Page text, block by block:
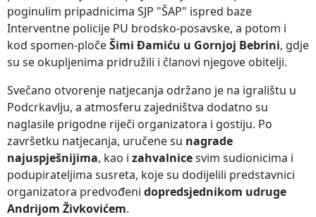
poginulim pripadnicima SJP "ŠAP" ispred baze
Interventne policije PU brodsko-posavske, a potom i
kod spomen-pločeŠimi Đamiću u Gornjoj Bebrini, gdje
su se okupljenima pridružili i članovi njegove obitelji.
Svečano otvorenje natjecanja održano je na igralištu u
Podcrkavlju, a atmosferu zajedništva dodatno su
naglasile prigodne riječi organizatora i gostiju. Po
završetku natjecanja, uručene su nagrade
najuspješnijima, kao i zahvalnicesvim sudionicima i
podupirateljima susreta, koje su dodijelili predstavnici
organizatora predvođeni dopredsjednikom udruge
Andrijom Živkovićem.